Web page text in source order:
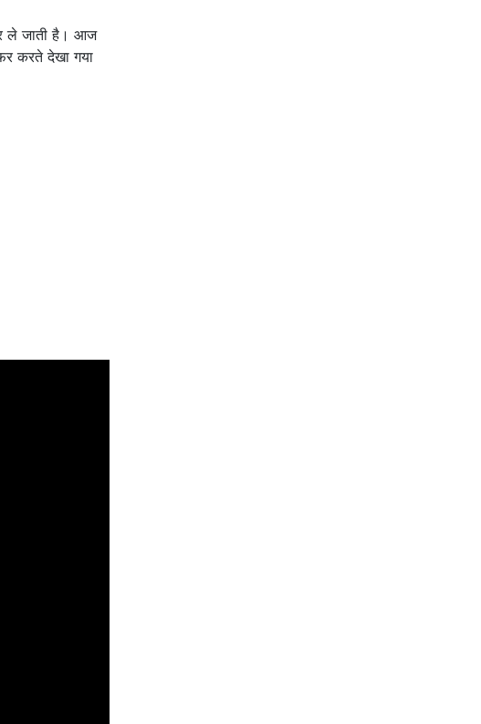
ले जाती है। आज
करते देखा गया